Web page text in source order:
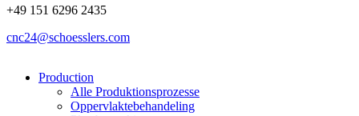
+49 151 6296 2435
cnc24@schoesslers.com
Production
Alle Produktionsprozesse
Oppervlaktebehandeling